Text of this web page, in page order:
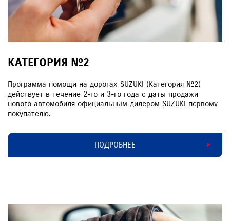
КАТЕГОРИЯ №2
Программа помощи на дорогах SUZUKI (Категория №2)
действует в течение 2-го и 3-го года с даты продажи
нового автомобиля официальным дилером SUZUKI первому
покупателю.
ПОДРОБНЕЕ